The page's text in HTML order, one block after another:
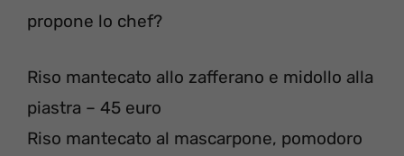
propone lo chef?
Riso mantecato allo zafferano e midollo alla
piastra – 45 euro
Riso mantecato al mascarpone, pomodoro